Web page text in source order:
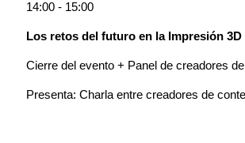
14:00 - 15:00
Los retos del futuro en la Impresión 3D
Cierre del evento + Panel de creadores
Presenta: Charla entre creadores de